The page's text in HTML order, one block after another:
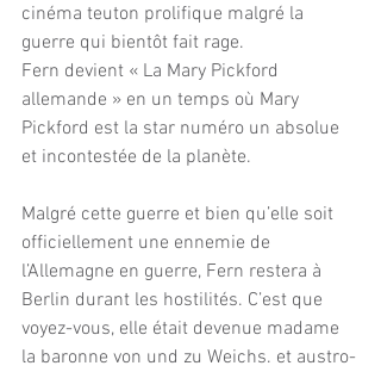
cinéma teuton prolifique malgré la
guerre qui bientôt fait rage.
Fern devient « La Mary Pickford
allemande » en un temps où Mary
Pickford est la star numéro un absolue
et incontestée de la planète.
Malgré cette guerre et bien qu’elle soit
officiellement une ennemie de
l’Allemagne en guerre, Fern restera à
Berlin durant les hostilités. C’est que
voyez-vous, elle était devenue madame
la baronne von und zu Weichs. et austro-